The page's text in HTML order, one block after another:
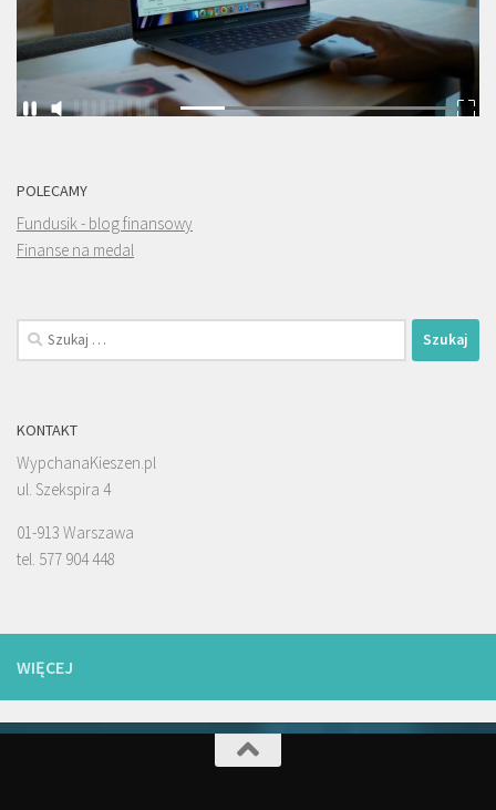
POLECAMY
Fundusik - blog finansowy
Finanse na medal
Szukaj:
KONTAKT
WypchanaKieszen.pl
ul. Szekspira 4
01-913 Warszawa
tel. 577 904 448
WIĘCEJ